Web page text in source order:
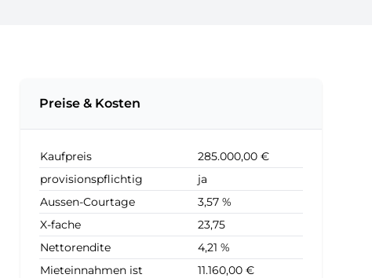
Preise & Kosten
Kaufpreis
285.000,00 €
provisionspflichtig
ja
Aussen-Courtage
3,57 %
X-fache
23,75
Nettorendite
4,21 %
Mieteinnahmen ist
11.160,00 €